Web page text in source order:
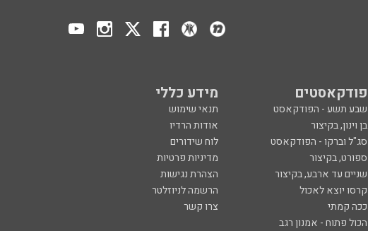
פודקאסטים מידע כללי
שבע תשע - הפודקאסט
תנאי שימוש
בן וינון, בקיצור
אודות הרדיו
סג"ל וברקו - הפודקאסט
לוח שידורים
ספורט, בקיצור
מדיניות פרטיות
שניים עד ארבע, בקיצור
הצהרת נגישות
קרסו יוצא לאכול
הרשמה לניוזלטר
ככה קמתי
צרו קשר
הכול פתוח - אמנון רגב